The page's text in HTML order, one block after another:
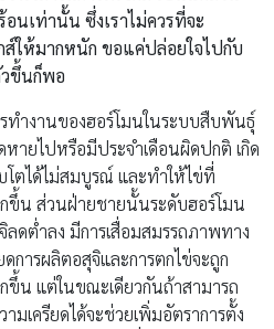
นเท่านั้น ซึ่งเราไม่ควรที่จะ
กส์ให้มากหนัก ขอแค่ปล่อยใจไปกับ
ขึ้นก็พอ
รทำงานของฮอร์โมนในระบบสืบพันธุ์
ายไปหรือมีประจำเดือนผิดปกติ เกิด
โตได้ไม่สมบูรณ์ และทำให้ไข่ที่
ขึ้น ส่วนฝ่ายชายนั้นระดับฮอร์โมน
ดต่ำลง มีการเสื่อมสมรรถภาพทาง
การผลิตอสุจิและการตกไข่จะถูก
ขึ้น แต่ในขณะเดียวกันถ้าสามารถ
มเครียดได้จะช่วยเพิ่มอัตราการตั้ง